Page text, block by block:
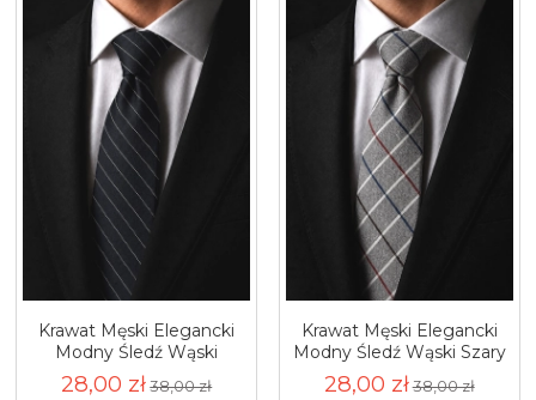
Krawat Męski Elegancki
Modny Śledź Wąski
Czarny w Paski G766
28,00 zł 38,00 zł
Krawat Męski Elegancki
Modny Śledź Wąski Szary
w Kratę G767
28,00 zł38,00 zł